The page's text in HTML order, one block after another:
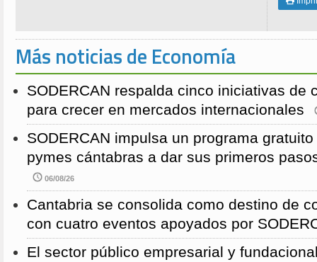
Más noticias de Economía
SODERCAN respalda cinco iniciativas de
para crecer en mercados internacionales
SODERCAN impulsa un programa
pymes cántabras a dar sus primeros
06/08/26
Cantabria se consolida como destino de
con cuatro eventos apoyados por
El sector público empresarial y